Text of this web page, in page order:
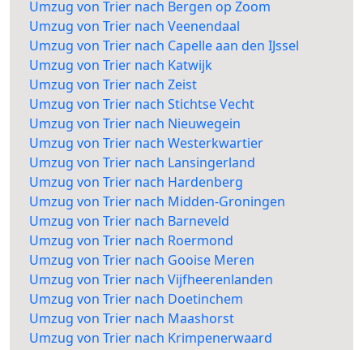
Umzug von Trier nach Bergen op Zoom
Umzug von Trier nach Veenendaal
Umzug von Trier nach Capelle aan den IJssel
Umzug von Trier nach Katwijk
Umzug von Trier nach Zeist
Umzug von Trier nach Stichtse Vecht
Umzug von Trier nach Nieuwegein
Umzug von Trier nach Westerkwartier
Umzug von Trier nach Lansingerland
Umzug von Trier nach Hardenberg
Umzug von Trier nach Midden-Groningen
Umzug von Trier nach Barneveld
Umzug von Trier nach Roermond
Umzug von Trier nach Gooise Meren
Umzug von Trier nach Vijfheerenlanden
Umzug von Trier nach Doetinchem
Umzug von Trier nach Maashorst
Umzug von Trier nach Krimpenerwaard